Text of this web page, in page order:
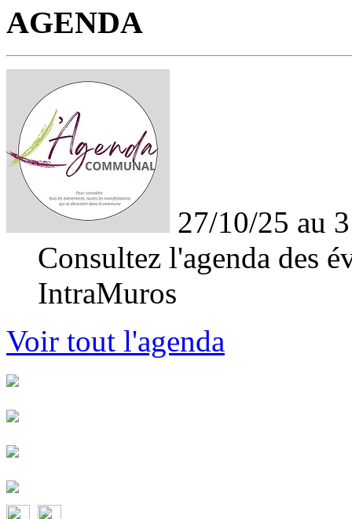
AGENDA
27/10/25 au
Consultez l'agenda des
IntraMuros
Voir tout l'agenda